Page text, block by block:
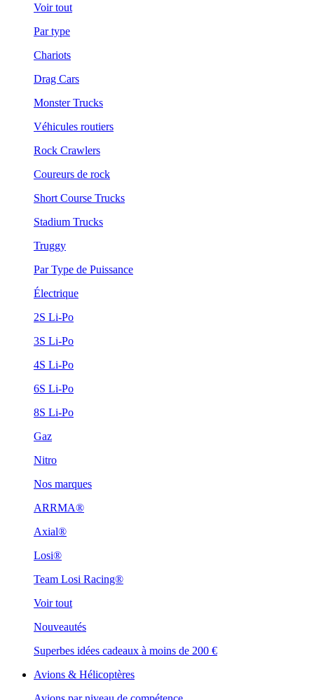
Voir tout
Par type
Chariots
Drag Cars
Monster Trucks
Véhicules routiers
Rock Crawlers
Coureurs de rock
Short Course Trucks
Stadium Trucks
Truggy
Par Type de Puissance
Électrique
2S Li-Po
3S Li-Po
4S Li-Po
6S Li-Po
8S Li-Po
Gaz
Nitro
Nos marques
ARRMA®
Axial®
Losi®
Team Losi Racing®
Voir tout
Nouveautés
Superbes idées cadeaux à moins de 200 €
Avions & Hélicoptères